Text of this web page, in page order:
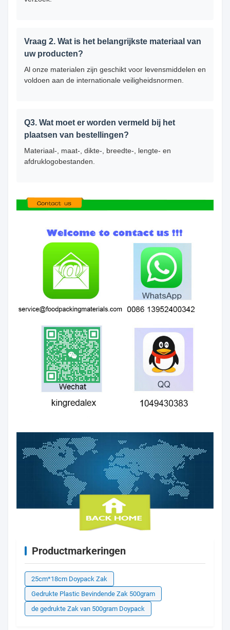
Vraag 2. Wat is het belangrijkste materiaal van
uw producten?
Al onze materialen zijn geschikt voor levensmiddelen en
voldoen aan de internationale veiligheidsnormen.
Q3. Wat moet er worden vermeld bij het
plaatsen van bestellingen?
Materiaal-, maat-, dikte-, breedte-, lengte- en
afdruklogobestanden.
Productmarkeringen
25cm*18cm Doypack Zak
Gedrukte Plastic Bevindende Zak 500gram
de gedrukte Zak van 500gram Doypack